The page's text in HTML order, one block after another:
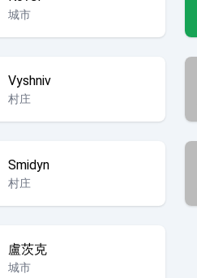
城市
Vyshniv
村庄
Smidyn
村庄
盧茨克
城市